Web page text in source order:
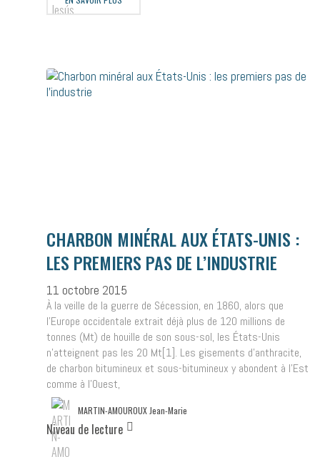
CHARBON MINÉRAL AUX ÉTATS-UNIS :
LES PREMIERS PAS DE L’INDUSTRIE
11 octobre 2015
À la veille de la guerre de Sécession, en 1860, alors que
l’Europe occidentale extrait déjà plus de 120 millions de
tonnes (Mt) de houille de son sous-sol, les États-Unis
n’atteignent pas les 20 Mt[1]. Les gisements d’anthracite,
de charbon bitumineux et sous-bitumineux y abondent à l’Est
comme à l’Ouest,
MARTIN-AMOUROUX Jean-Marie
Niveau de lecture